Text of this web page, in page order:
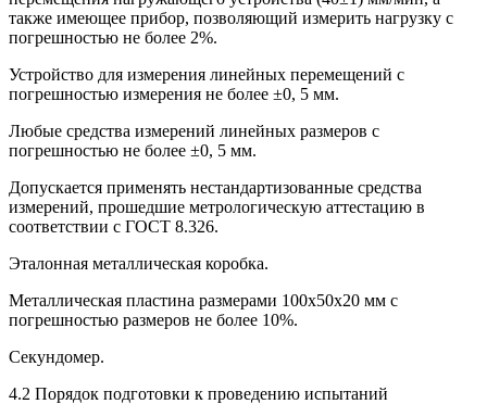
также имеющее прибор, позволяющий измерить нагрузку с
погрешностью не более 2%.
Устройство для измерения линейных перемещений с
погрешностью измерения не более ±0, 5 мм.
Любые средства измерений линейных размеров с
погрешностью не более ±0, 5 мм.
Допускается применять нестандартизованные средства
измерений, прошедшие метрологическую аттестацию в
соответствии с ГОСТ 8.326.
Эталонная металлическая коробка.
Металлическая пластина размерами 100x50x20 мм с
погрешностью размеров не более 10%.
Секундомер.
4.2 Порядок подготовки к проведению испытаний